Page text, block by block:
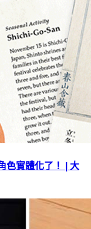
色實體化了！ | 大